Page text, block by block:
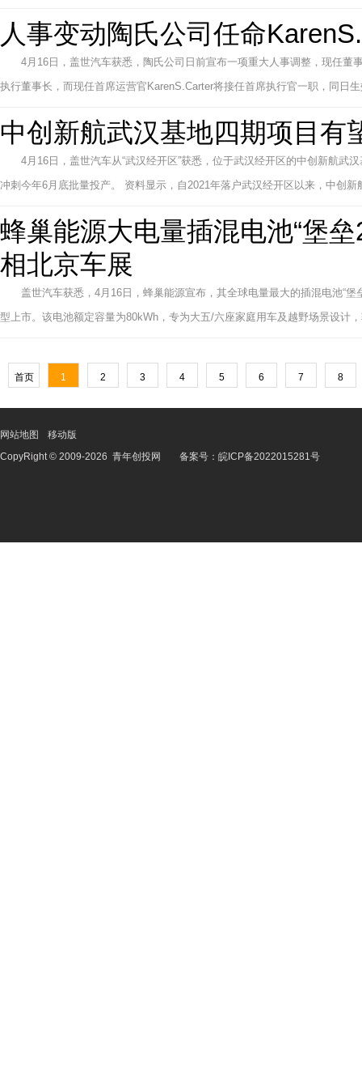
人事变动陶氏公司任命
4月16日，盖世汽车获悉，陶氏公司日前宣布一项重大人事调整，现任
执行董事长，而现任首席运营官KarenS.Carter将接任首席执行官一职，同日
中创新航武汉基地四期项目有
4月16日，盖世汽车从“武汉经开区”获悉，位于武汉经开区的中创新航武
冲刺今年6月底批量投产。 资料显示，自2021年落户武汉经开区以来，中创新
蜂巢能源大电量插混电池“堡
相北京车展
盖世汽车获悉，4月16日，蜂巢能源宣布，其全球电量最大的插混电池“
型上市。该电池额定容量为80kWh，专为大五/六座家庭用车及越野场景设计
首页 1 2 3 4 5 6 7 8
网站地图
移动版
CopyRight © 2009-2026 青年创投网 备案号： 皖ICP备2022015281号